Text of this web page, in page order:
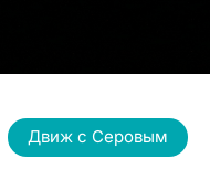
Движ с Серовым